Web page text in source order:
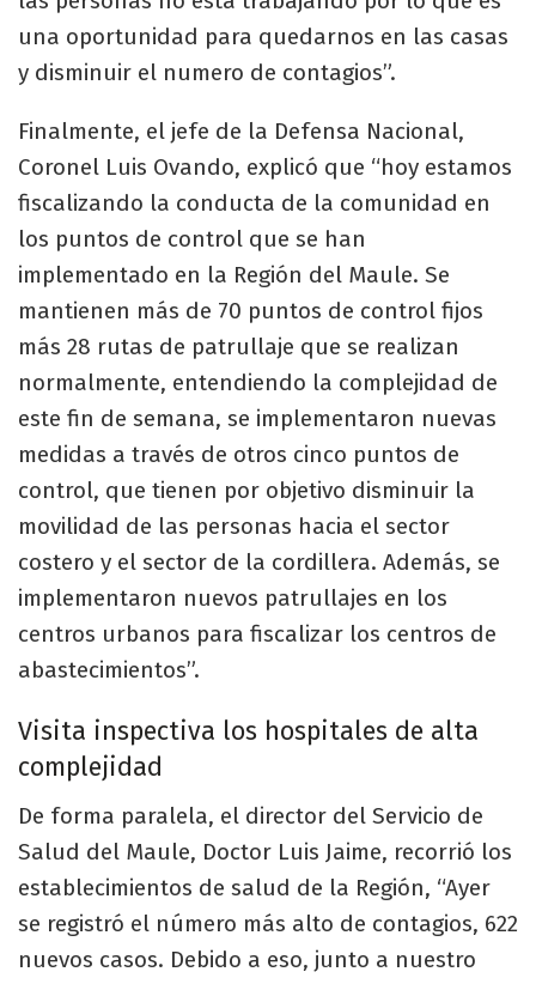
una oportunidad para quedarnos en las casas
y disminuir el numero de contagios”.
Finalmente, el jefe de la Defensa Nacional,
Coronel Luis Ovando, explicó que “hoy estamos
fiscalizando la conducta de la comunidad en
los puntos de control que se han
implementado en la Región del Maule. Se
mantienen más de 70 puntos de control fijos
más 28 rutas de patrullaje que se realizan
normalmente, entendiendo la complejidad de
este fin de semana, se implementaron nuevas
medidas a través de otros cinco puntos de
control, que tienen por objetivo disminuir la
movilidad de las personas hacia el sector
costero y el sector de la cordillera. Además, se
implementaron nuevos patrullajes en los
centros urbanos para fiscalizar los centros de
abastecimientos”.
Visita inspectiva los hospitales de alta
complejidad
De forma paralela, el director del Servicio de
Salud del Maule, Doctor Luis Jaime, recorrió los
establecimientos de salud de la Región, “Ayer
se registró el número más alto de contagios, 622
nuevos casos. Debido a eso, junto a nuestro